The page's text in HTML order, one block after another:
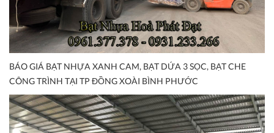
BÁO GIÁ BẠT NHỰA XANH CAM, BẠT DỨA 3 SỌC, BẠT CHE
CÔNG TRÌNH TẠI TP ĐỒNG XOÀI BÌNH PHƯỚC